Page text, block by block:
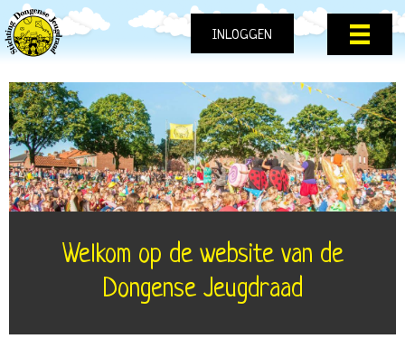
INLOGGEN
Welkom op de website van de
Dongense Jeugdraad